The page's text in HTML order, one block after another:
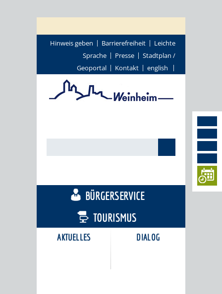
Hinweis geben Barrierefreiheit
Leichte
Sprache
Presse
Stadtplan /
Geoportal
Kontakt english
AKTUELLES DIALOG
BÜRGERSERVICE
TOURISMUS
KARRIEREPORTAL